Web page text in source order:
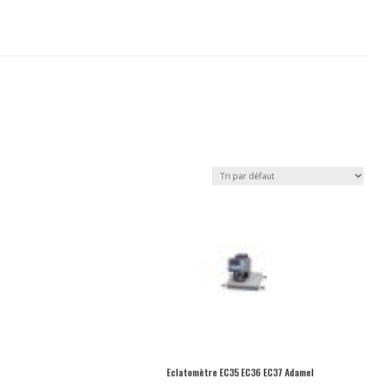
Eclatomètre EC35 EC36 EC37 Adamel